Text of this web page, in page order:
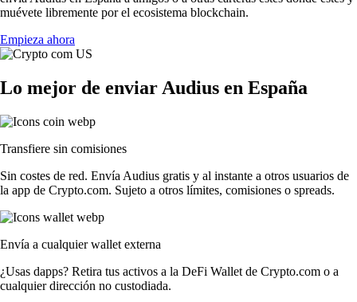
muévete libremente por el ecosistema blockchain.
Empieza ahora
Lo mejor de enviar Audius en España
Transfiere sin comisiones
Sin costes de red. Envía Audius gratis y al instante a otros usuarios de
la app de Crypto.com. Sujeto a otros límites, comisiones o spreads.
Envía a cualquier wallet externa
¿Usas dapps? Retira tus activos a la DeFi Wallet de Crypto.com o a
cualquier dirección no custodiada.